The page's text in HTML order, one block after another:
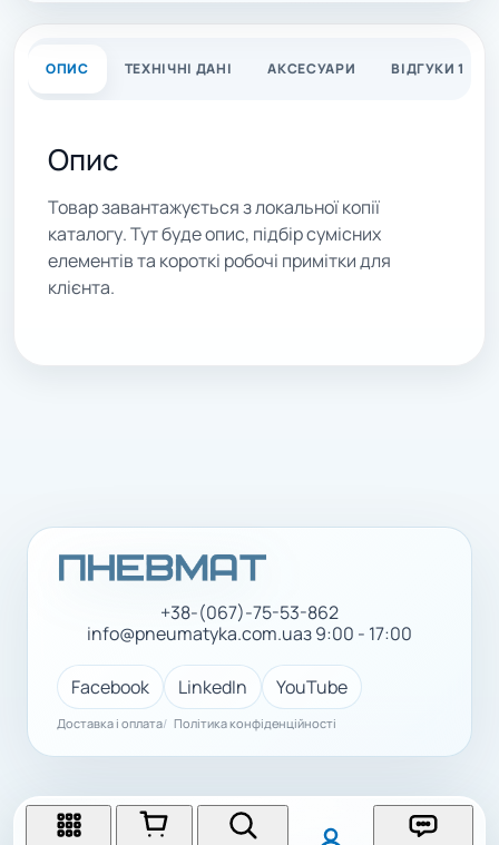
ОПИС ТЕХНІЧНІ ДАНІ АКСЕСУАРИ ВІДГУКИ 1
Опис
Товар завантажується з локальної копії
каталогу. Тут буде опис, підбір сумісних
елементів та короткі робочі примітки для
клієнта.
+38-(067)-75-53-862
info@pneumatyka.com.uaз 9:00 - 17:00
Facebook LinkedIn YouTube
Доставка і оплата Політика конфіденційності